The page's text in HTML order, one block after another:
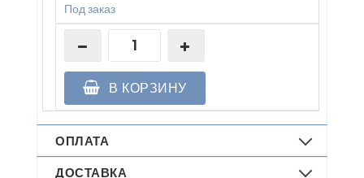
Под заказ
В КОРЗИНУ
ОПЛАТА
ДОСТАВКА